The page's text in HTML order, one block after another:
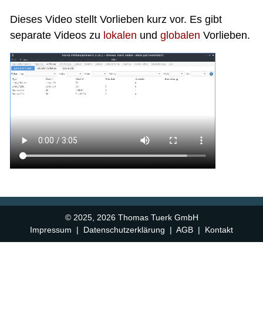
Dieses Video stellt Vorlieben kurz vor. Es gibt
separate Videos zu lokalen und globalen Vorlieben.
© 2025, 2026 Thomas Tuerk GmbH
Impressum
| Datenschutzerklärung | AGB | Kontakt